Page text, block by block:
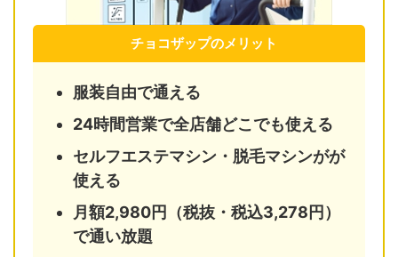
チョコザップのメリット
服装自由で通える
24時間営業で全店舗どこでも使える
セルフエステマシン・脱毛マシンがが
使える
月額2,980円（税抜・税込3,278円）
で通い放題